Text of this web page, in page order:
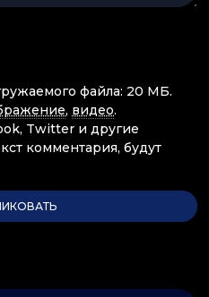
файла: 20 МБ.
, видео.
Twitter и другие
комментария, будут